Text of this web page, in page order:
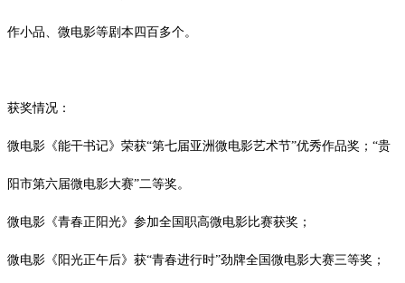
作小品、微电影等剧本四百多个。
获奖情况：
微电影《能干书记》荣获“第七届亚洲微电影艺术节”优秀作品奖；“贵
阳市第六届微电影大赛”二等奖。
微电影《青春正阳光》参加全国职高微电影比赛获奖；
微电影《阳光正午后》获“青春进行时”劲牌全国微电影大赛三等奖；